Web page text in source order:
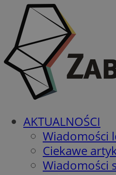
AKTUALNOŚCI
Wiadomości
Ciekawe
Wiadomości